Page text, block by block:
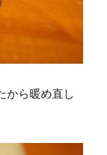
から暖め直し